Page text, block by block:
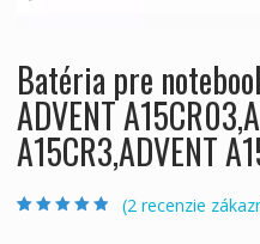
Batéria pre
ADVENT
A15CR3,ADVENT
(2 recenzie